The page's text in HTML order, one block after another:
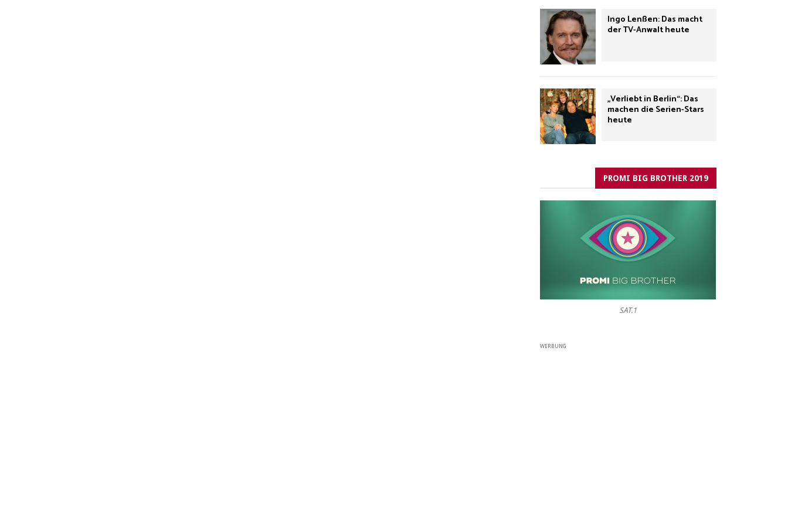
Ingo Lenßen: Das macht
der TV-Anwalt heute
„Verliebt in Berlin“: Das
machen die Serien-Stars
heute
PROMI BIG BROTHER 2019
SAT.1
WERBUNG